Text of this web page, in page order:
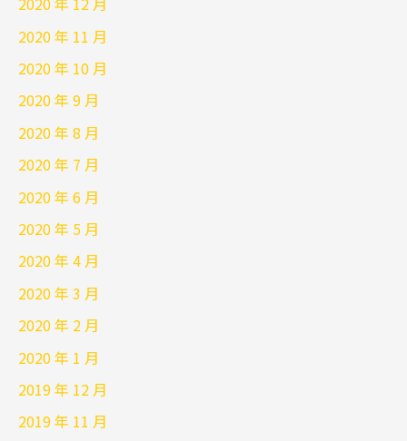
2020 年 11 月
2020 年 10 月
2020 年 9 月
2020 年 8 月
2020 年 7 月
2020 年 6 月
2020 年 5 月
2020 年 4 月
2020 年 3 月
2020 年 2 月
2020 年 1 月
2019 年 12 月
2019 年 11 月